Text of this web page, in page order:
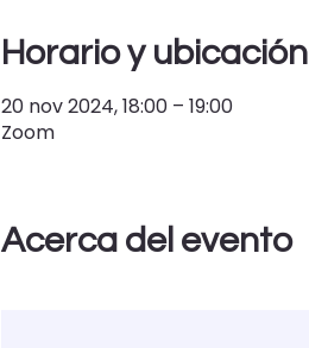
Horario y ubicación
20 nov 2024, 18:00 – 19:00
Zoom
Acerca del evento